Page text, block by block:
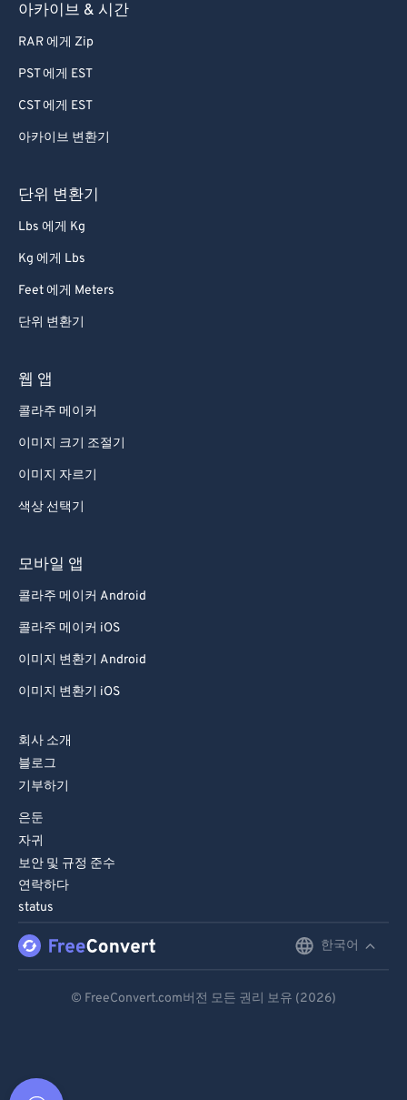
아카이브 & 시간
RAR 에게 Zip
PST 에게 EST
CST 에게 EST
아카이브 변환기
단위 변환기
Lbs 에게 Kg
Kg 에게 Lbs
Feet 에게 Meters
단위 변환기
웹 앱
콜라주 메이커
이미지 크기 조절기
이미지 자르기
색상 선택기
모바일 앱
콜라주 메이커 Android
콜라주 메이커 iOS
이미지 변환기 Android
이미지 변환기 iOS
회사 소개
블로그
기부하기
은둔
자귀
보안 및 규정 준수
연락하다
status
한국어
© FreeConvert.com버전 모든 권리 보유 (2026)